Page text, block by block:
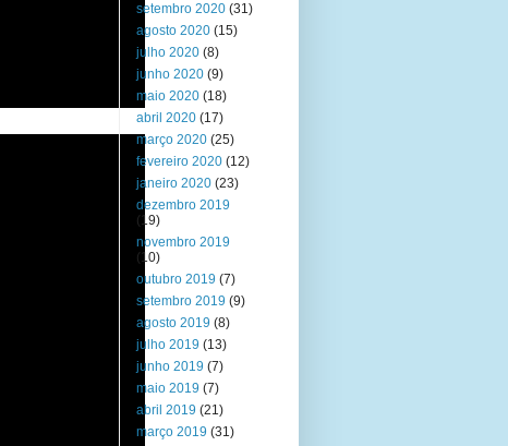
setembro 2020 (31)
agosto 2020 (15)
julho 2020 (8)
junho 2020 (9)
maio 2020 (18)
abril 2020 (17)
março 2020 (25)
fevereiro 2020 (12)
janeiro 2020 (23)
dezembro 2019
(19)
novembro 2019
(10)
outubro 2019 (7)
setembro 2019 (9)
agosto 2019 (8)
julho 2019 (13)
junho 2019 (7)
maio 2019 (7)
abril 2019 (21)
março 2019 (31)